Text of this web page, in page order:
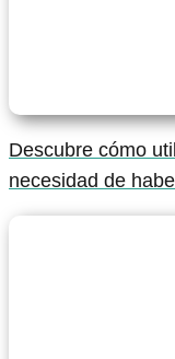
Descubre cómo
necesidad de